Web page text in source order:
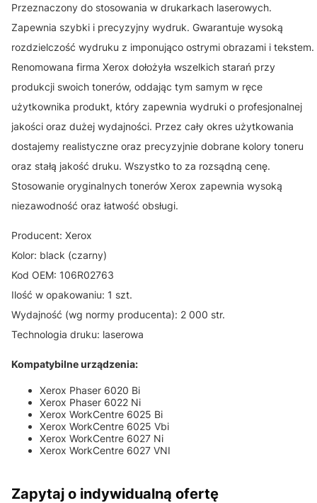
Przeznaczony do stosowania w drukarkach laserowych.
Zapewnia szybki i precyzyjny wydruk. Gwarantuje wysoką
rozdzielczość wydruku z imponująco ostrymi obrazami i tekstem.
Renomowana firma Xerox dołożyła wszelkich starań przy
produkcji swoich tonerów, oddając tym samym w ręce
użytkownika produkt, który zapewnia wydruki o profesjonalnej
jakości oraz dużej wydajności. Przez cały okres użytkowania
dostajemy realistyczne oraz precyzyjnie dobrane kolory toneru
oraz stałą jakość druku. Wszystko to za rozsądną cenę.
Stosowanie oryginalnych tonerów Xerox zapewnia wysoką
niezawodność oraz łatwość obsługi.
Producent: Xerox
Kolor: black (czarny)
Kod OEM: 106R02763
Ilość w opakowaniu: 1 szt.
Wydajność (wg normy producenta): 2 000 str.
Technologia druku: laserowa
Kompatybilne urządzenia:
Xerox Phaser 6020 Bi
Xerox Phaser 6022 Ni
Xerox WorkCentre 6025 Bi
Xerox WorkCentre 6025 Vbi
Xerox WorkCentre 6027 Ni
Xerox WorkCentre 6027 VNI
Zapytaj o indywidualną ofertę